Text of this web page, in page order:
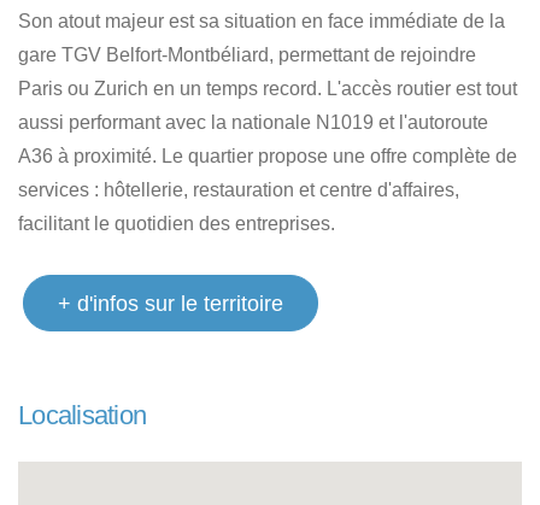
Son atout majeur est sa situation en face immédiate de la
gare TGV Belfort-Montbéliard, permettant de rejoindre
Paris ou Zurich en un temps record. L'accès routier est tout
aussi performant avec la nationale N1019 et l'autoroute
A36 à proximité. Le quartier propose une offre complète de
services : hôtellerie, restauration et centre d'affaires,
facilitant le quotidien des entreprises.
+ d'infos sur le territoire
Localisation